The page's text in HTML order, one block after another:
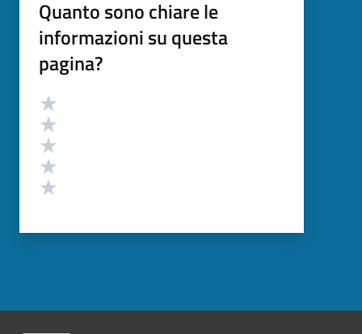
Quanto sono chiare le
informazioni su questa
pagina?
Valutazione